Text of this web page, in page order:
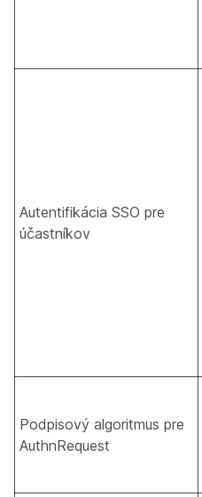
Autentifikácia SSO pre
účastníkov
Podpisový algoritmus pre
AuthnRequest